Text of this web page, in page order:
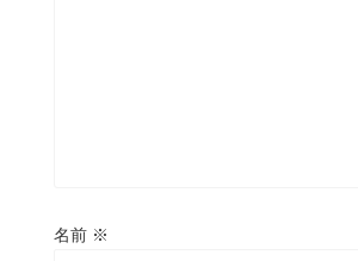
名前 ※